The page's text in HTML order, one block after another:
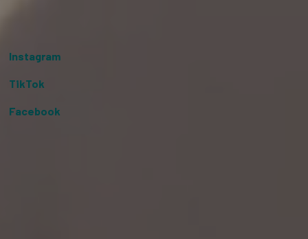
Instagram
TikTok
Facebook